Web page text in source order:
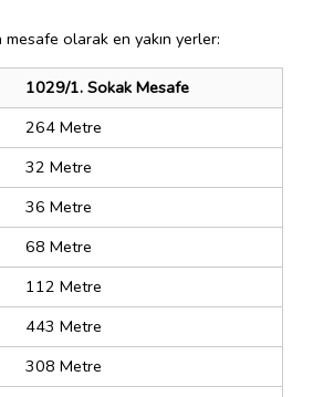
mesafe olarak en yakın yerler:
1029/1. Sokak Mesafe
264 Metre
32 Metre
36 Metre
68 Metre
112 Metre
443 Metre
308 Metre